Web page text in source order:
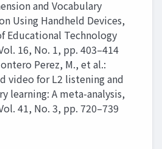
and Vocabulary
Using Handheld Devices,
Educational Technology
16, No. 1, pp. 403–414
Perez, M., et al.:
video for L2 listening and
learning: A meta-analysis,
41, No. 3, pp. 720–739